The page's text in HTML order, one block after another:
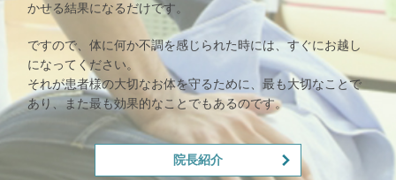
かせる結果になるだけです。
ですので、体に何か不調を感じられた時には、すぐにお越し
になってください。
それが患者様の大切なお体を守るために、最も大切なことで
あり、また最も効果的なことでもあるのです。
院長紹介